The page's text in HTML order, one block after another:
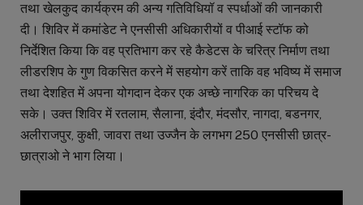
तथा खेलकुद कार्यक्रम की अन्य गतिविधियॉ व स्पर्धाओं की जानकारी
दी। शिविर में कमांडेट ने एनसीसी अधिकारीयों व पीआई स्टॉफ को
निर्देशित किया कि वह प्रतिभाग कर रहे कैडेटस के चरित्र निर्माण तथा
लीडरशिप के गुण विकसित करने में सहयोग करें ताकि वह भविष्य में समाज
तथा देशहित में अपना योगदान देकर एक अच्छे नागरिक का परिचय दे
सके। उक्त शिविर में रतलाम, सैलाना, इंदौर, मंदसौर, नागदा, बडनगर,
अलीराजपुर, कुक्षी, जावरा तथा उज्जैन के लगभग 250 एनसीसी छात्र-
छात्राओ ने भाग लिया।